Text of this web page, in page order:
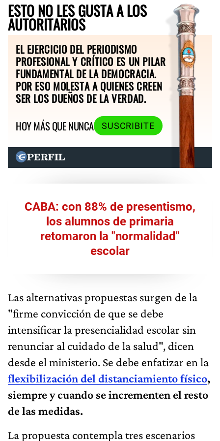
ESTO NO LES GUSTA A LOS
AUTORITARIOS
EL EJERCICIO DEL PERIODISMO
PROFESIONAL Y CRÍTICO ES UN PILAR
FUNDAMENTAL DE LA DEMOCRACIA.
POR ESO MOLESTA A QUIENES CREEN
SER LOS DUEÑOS DE LA VERDAD.
HOY MÁS QUE NUNCA
SUSCRIBITE
CABA: con 88% de presentismo,
los alumnos de primaria
retomaron la "normalidad"
escolar
Las alternativas propuestas surgen de la
"firme convicción de que se debe
intensificar la presencialidad escolar sin
renunciar al cuidado de la salud", dicen
desde el ministerio. Se debe enfatizar en la
flexibilización del distanciamiento físico,
siempre y cuando se incrementen el resto
de las medidas.
La propuesta contempla tres escenarios